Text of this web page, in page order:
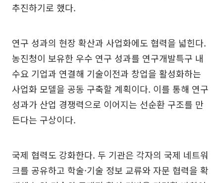
추진하기로 했다.
연구 성과의 현장 확산과 사업화에도 협력을 넓힌다.
농진청이 보유한 우수 연구 성과를 연구개발특구 내
수요 기업과 연결해 기술이전과 창업을 활성화하는
사업화 모델을 공동 구축할 계획이다. 이를 통해 연구
성과가 산업 경쟁력으로 이어지는 선순환 구조를 만
든다는 구상이다.
국제 협력도 강화한다. 두 기관은 각자의 국제 네트워
크를 공유하고 학술·기술 정보 교류와 자문 협력을 확